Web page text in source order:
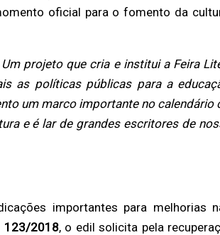
oficial para o fomento da
projeto que cria e institui a Feira
as políticas públicas para a
um marco importante no calendário
e é lar de grandes escritores de
importantes para melhorias
123/2018, o edil solicita pela